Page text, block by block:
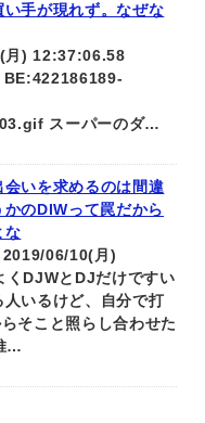
手が現れず。なぜな
月) 12:37:06.58
スーパーのダ…
会いを求めるのは間違
かのDIWって罠だから
な
06/10(月)
DJWとDJだけですい
人いるけど、自分で打
そこと照らし合わせた
…